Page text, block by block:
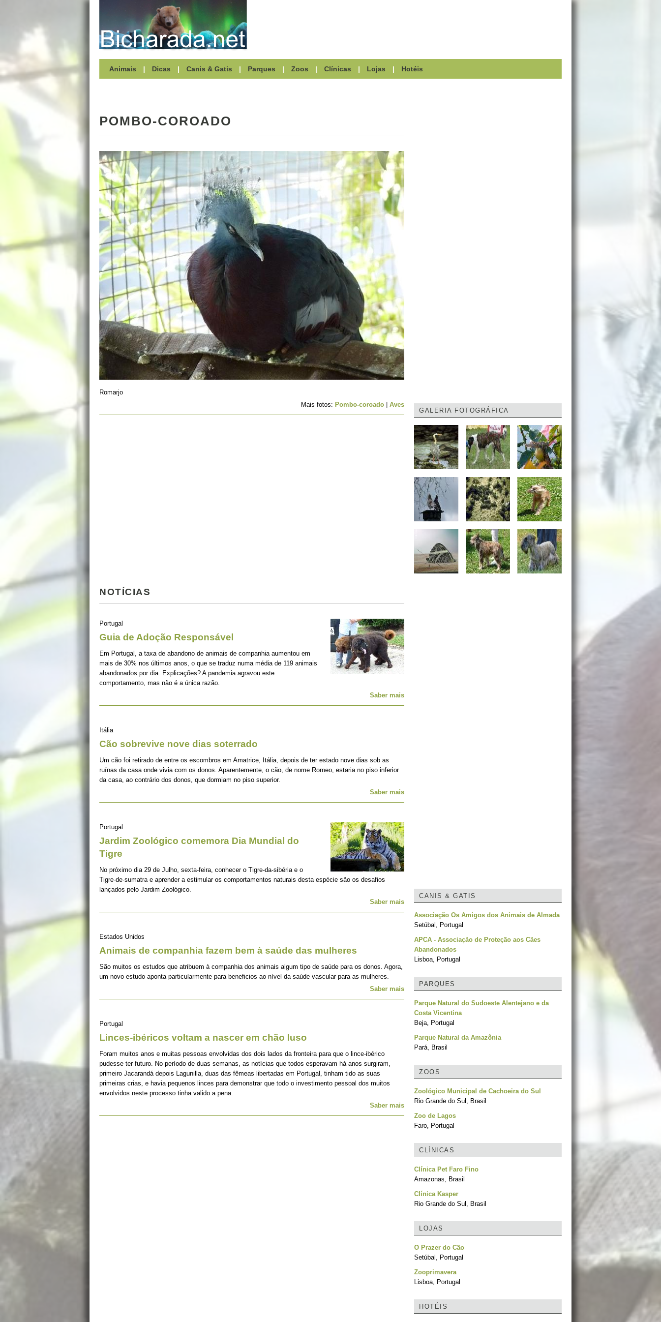
Animais | Dicas | Canis & Gatis | Parques | Zoos | Clínicas | Lojas | Hotéis
POMBO-COROADO
Romarjo
Mais fotos: Pombo-coroado Aves
NOTÍCIAS
Portugal
Guia de Adoção Responsável
Em Portugal, a taxa de abandono de animais de companhia aumentou em
mais de 30% nos últimos anos, o que se traduz numa média de 119 animais
abandonados por dia. Explicações? A pandemia agravou este
comportamento, mas não é a única razão.
Saber mais
Itália
Cão sobrevive nove dias soterrado
Um cão foi retirado de entre os escombros em Amatrice, Itália, depois de ter estado nove dias sob as
ruínas da casa onde vivia com os donos. Aparentemente, o cão, de nome Romeo, estaria no piso inferior
da casa, ao contrário dos donos, que dormiam no piso superior.
Saber mais
Portugal
Jardim Zoológico comemora Dia Mundial do
Tigre
No próximo dia 29 de Julho, sexta-feira, conhecer o Tigre-da-sibéria e o
Tigre-de-sumatra e aprender a estimular os comportamentos naturais desta espécie são os desafios
lançados pelo Jardim Zoológico.
Saber mais
Estados Unidos
Animais de companhia fazem bem à saúde das mulheres
São muitos os estudos que atribuem à companhia dos animais algum tipo de saúde para os donos. Agora,
um novo estudo aponta particularmente para beneficios ao nível da saúde vascular para as mulheres.
Saber mais
Portugal
Linces-ibéricos voltam a nascer em chão luso
Foram muitos anos e muitas pessoas envolvidas dos dois lados da fronteira para que o lince-ibérico
pudesse ter futuro. No período de duas semanas, as notícias que todos esperavam há anos surgiram,
primeiro Jacarandá depois Lagunilla, duas das fêmeas libertadas em Portugal, tinham tido as suas
primeiras crias, e havia pequenos linces para demonstrar que todo o investimento pessoal dos muitos
envolvidos neste processo tinha valido a pena.
Saber mais
GALERIA FOTOGRÁFICA
CANIS & GATIS
Associação Os Amigos dos Animais de Almada
Setúbal, Portugal
APCA - Associação de Proteção aos Cães
Abandonados
Lisboa, Portugal
PARQUES
Parque Natural do Sudoeste Alentejano e da
Costa Vicentina
Beja, Portugal
Parque Natural da Amazônia
Pará, Brasil
ZOOS
Zoológico Municipal de Cachoeira do Sul
Rio Grande do Sul, Brasil
Zoo de Lagos
Faro, Portugal
CLÍNICAS
Clínica Pet Faro Fino
Amazonas, Brasil
Clínica Kasper
Rio Grande do Sul, Brasil
LOJAS
O Prazer do Cão
Setúbal, Portugal
Zooprimavera
Lisboa, Portugal
HOTÉIS